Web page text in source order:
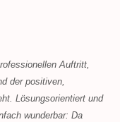
Auftritt,
der positiven,
Lösungsorientiert und
wunderbar: Da